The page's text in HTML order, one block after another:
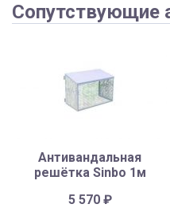
Сопутствующие
Антивандальная
решётка Sinbo 1м
5 570 ₽